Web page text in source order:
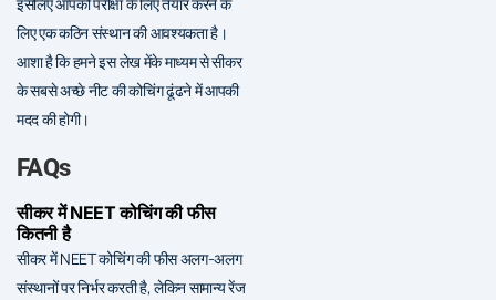
इसलिए आपको परीक्षा के लिए तैयार करने के
लिए एक कठिन संस्थान की आवश्यकता है।
आशा है कि हमने इस लेख मेंके माध्यम से सीकर
के सबसे अच्छे नीट की कोचिंग ढूंढने में आपकी
मदद की होगी।
FAQs
सीकर में NEET कोचिंग की फीस
कितनी है
सीकर में NEET कोचिंग की फीस अलग-अलग
संस्थानों पर निर्भर करती है, लेकिन सामान्य रेंज